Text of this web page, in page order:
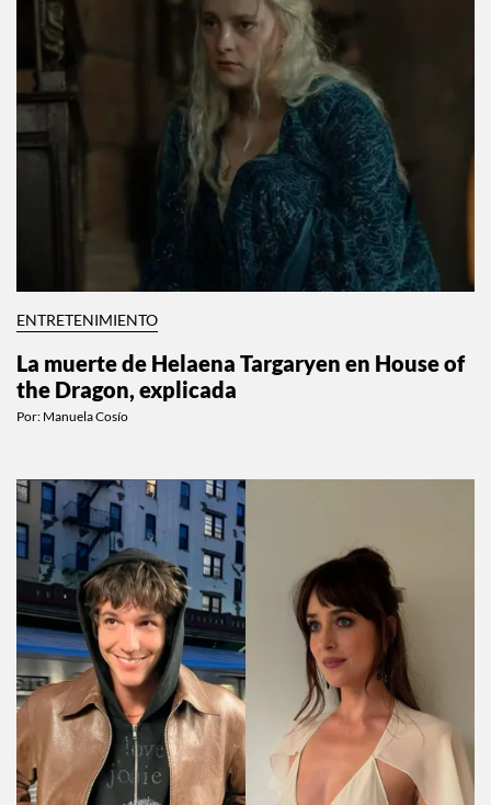
La muerte de Helaena Targaryen en House of
the Dragon, explicada